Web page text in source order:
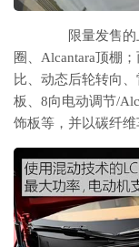
限量发售的
圈、Alcantara顶棚
比、动态后轮转向
板、8向电动调节/
饰板等，并以碳纤维